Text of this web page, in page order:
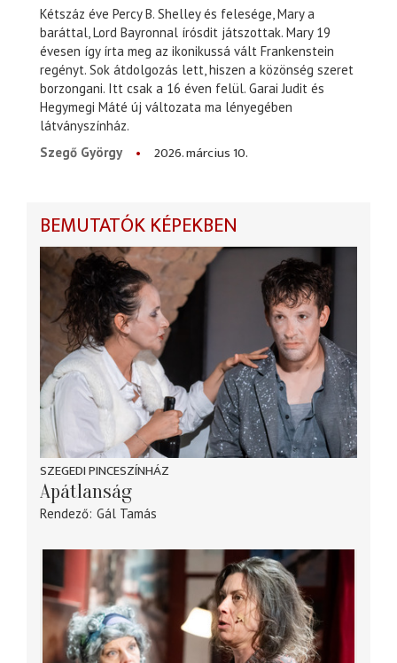
Kétszáz éve Percy B. Shelley és felesége, Mary a
baráttal, Lord Bayronnal írósdit játszottak. Mary 19
évesen így írta meg az ikonikussá vált Frankenstein
regényt. Sok átdolgozás lett, hiszen a közönség szeret
borzongani. Itt csak a 16 éven felül. Garai Judit és
Hegymegi Máté új változata ma lényegében
látványszínház.
Szegő György
2026. március 10.
BEMUTATÓK KÉPEKBEN
SZEGEDI PINCESZÍNHÁZ
Apátlanság
Rendező Gál Tamás